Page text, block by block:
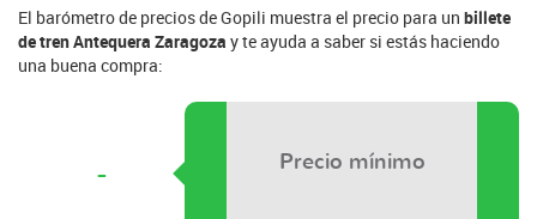
El barómetro de precios de Gopili muestra el precio para un billete
de tren Antequera Zaragoza y te ayuda a saber si estás haciendo
una buena compra:
- Precio mínimo